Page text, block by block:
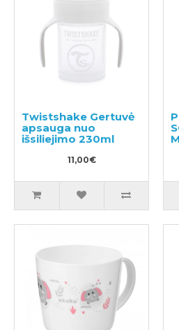
Twistshake Gertuvė
apsauga nuo
išsiliejimo 230ml
11,00€